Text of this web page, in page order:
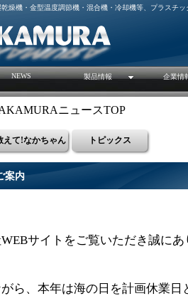
燥機・金型温度調節機・混合機・冷却機等、プラスチ
NEWS 製品情報 企業情
ニュースTOP
えて!なかちゃん トピックス
案内
サイトをご覧いただき誠に
ら、本年は海の日を計画休業日